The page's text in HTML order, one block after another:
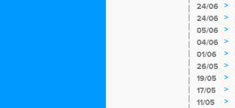
24/06
>
24/06
>
05/06
>
04/06 >
01/06
>
26/05
>
19/05
>
17/05
>
11/05
>